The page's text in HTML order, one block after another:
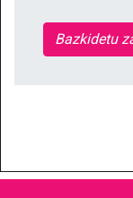
Bazkidetu